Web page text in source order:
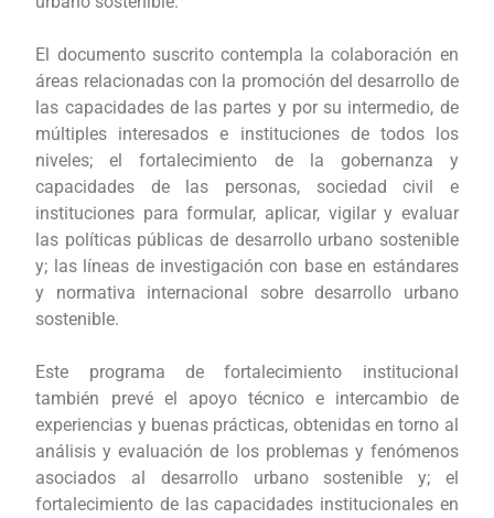
El documento suscrito contempla la colaboración en
áreas relacionadas con la promoción del desarrollo de
las capacidades de las partes y por su intermedio, de
múltiples interesados e instituciones de todos los
niveles; el fortalecimiento de la gobernanza y
capacidades de las personas, sociedad civil e
instituciones para formular, aplicar, vigilar y evaluar
las políticas públicas de desarrollo urbano sostenible
y; las líneas de investigación con base en estándares
y normativa internacional sobre desarrollo urbano
sostenible.
Este programa de fortalecimiento institucional
también prevé el apoyo técnico e intercambio de
experiencias y buenas prácticas, obtenidas en torno al
análisis y evaluación de los problemas y fenómenos
asociados al desarrollo urbano sostenible y; el
fortalecimiento de las capacidades institucionales en